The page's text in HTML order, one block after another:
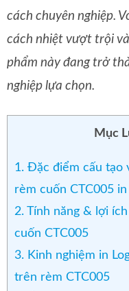
cách chuyên nghiệp.
cách nhiệt vượt trội và
phẩm này đang trở
nghiệp lựa chọn.
Mục
1. Đặc điểm cấu tạo
rèm cuốn CTC005 in
2. Tính năng & lợi
cuốn CTC005
3. Kinh nghiệm in
trên rèm CTC005